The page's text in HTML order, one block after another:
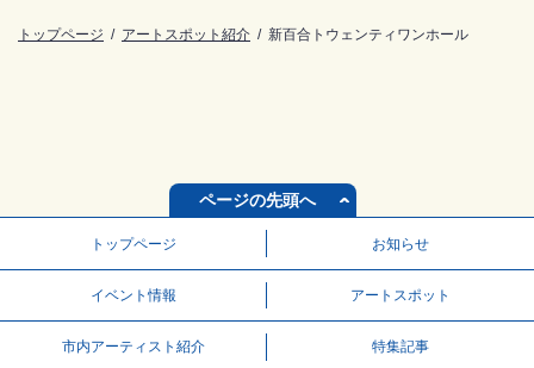
トップページ アートスポット紹介 新百合トウェンティワンホール
トップページ お知らせ
イベント情報 アートスポット
市内アーティスト紹介 特集記事
ページの先頭へ